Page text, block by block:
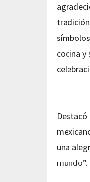
cocina y
una
mundo”.